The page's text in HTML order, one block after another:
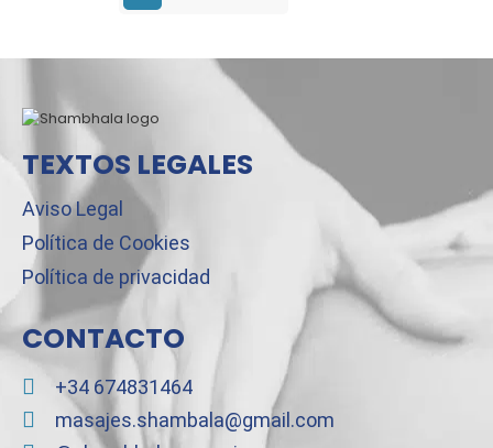
TEXTOS LEGALES
Aviso Legal
Política de Cookies
Política de privacidad
CONTACTO
+34 674831464
masajes.shambala@gmail.com